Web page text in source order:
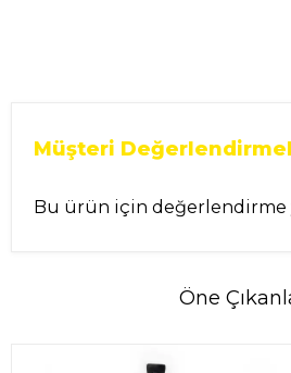
Müşteri
Bu ürün için değerlendirme
Öne